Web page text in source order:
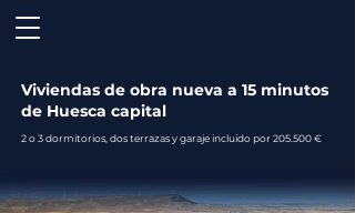
Viviendas de obra nueva a 15 minutos
de Huesca capital
2 o 3 dormitorios, dos terrazas y garaje incluido por 205.500 €